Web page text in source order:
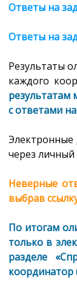
Ответы на
Ответы на
Результаты
каждого
результатам
с ответами
Электронные
через личный
Неверные
выбрав
По итогам
только в
разделе
координатор